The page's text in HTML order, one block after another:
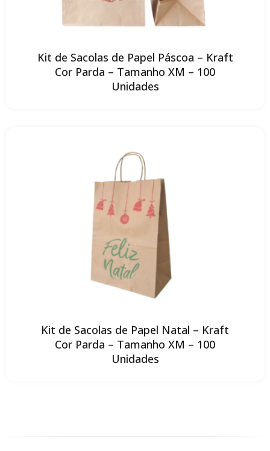
Kit de Sacolas de Papel Páscoa – Kraft
Cor Parda – Tamanho XM – 100
Unidades
Kit de Sacolas de Papel Natal – Kraft
Cor Parda – Tamanho XM – 100
Unidades